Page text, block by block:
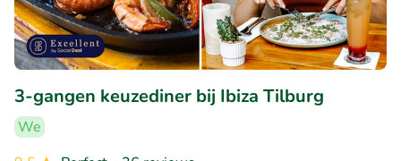
3-gangen keuzediner bij Ibiza Tilburg
We